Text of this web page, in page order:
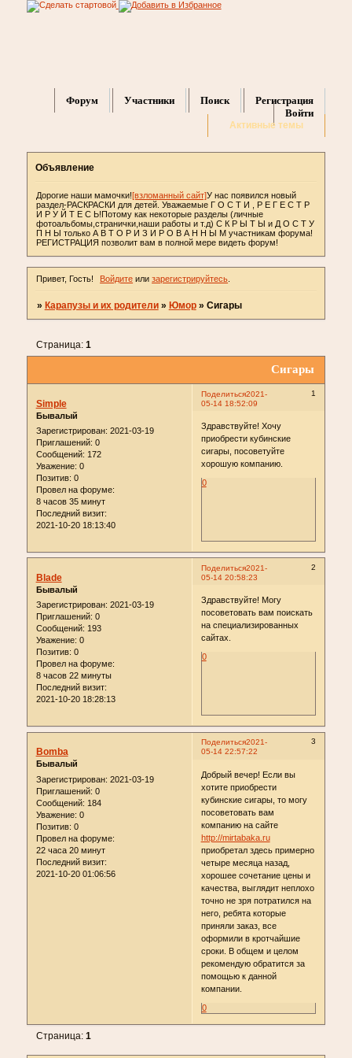
Форум Участники Поиск
Регистрация
Войти
Активные темы
Объявление
Дорогие наши мамочки![взломанный сайт]У нас появился новый
раздел-РАСКРАСКИ для детей. Уважаемые Г О С Т И , Р Е Г Е С Т Р
И Р У Й Т Е С Ь!Потому как некоторые разделы (личные
фотоальбомы,странички,наши работы и т.д) С К Р Ы Т Ы и Д О С Т У
П Н Ы только А В Т О Р И З И Р О В А Н Н Ы М участникам форума!
РЕГИСТРАЦИЯ позволит вам в полной мере видеть форум!
Привет, Гость! Войдите илизарегистрируйтесь
» Карапузы и их родители » Юмор » Сигары
Сигары
Страница: 1
Поделиться 1
2021-
05-14 18:52:09
Simple
Бывалый
Зарегистрирован: 2021-03-19
Приглашений: 0
Сообщений: 172
Уважение: 0
Позитив: 0
Провел на форуме:
8 часов 35 минут
Последний визит:
2021-10-20 18:13:40
Здравствуйте! Хочу
приобрести кубинские
сигары, посоветуйте
хорошую компанию.
0
Поделиться 2
2021-
05-14 20:58:23
Blade
Бывалый
Зарегистрирован: 2021-03-19
Приглашений: 0
Сообщений: 193
Уважение: 0
Позитив: 0
Провел на форуме:
8 часов 22 минуты
Последний визит:
2021-10-20 18:28:13
Здравствуйте! Могу
посоветовать вам поискать
на специализированных
сайтах.
0
Поделиться 3
2021-
05-14 22:57:22
Bomba
Бывалый
Зарегистрирован: 2021-03-19
Приглашений: 0
Сообщений: 184
Уважение: 0
Позитив: 0
Провел на форуме:
22 часа 20 минут
Последний визит:
2021-10-20 01:06:56
Добрый вечер! Если вы
хотите приобрести
кубинские сигары, то могу
посоветовать вам
компанию на сайте
http://mirtabaka.ru
приобретал здесь примерно
четыре месяца назад,
хорошее сочетание цены и
качества, выглядит неплохо
точно не зря потратился на
него, ребята которые
приняли заказ, все
оформили в кротчайшие
сроки. В общем и целом
рекомендую обратится за
помощью к данной
компании.
0
Страница: 1